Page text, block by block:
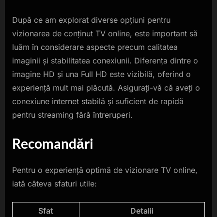
După ce am explorat diverse opțiuni pentru
vizionarea de conținut TV online, este important să
luăm în considerare aspecte precum calitatea
imaginii și stabilitatea conexiunii. Diferența dintre o
imagine HD și una Full HD este vizibilă, oferind o
experiență mult mai plăcută. Asigurați-vă că aveți o
conexiune internet stabilă și suficient de rapidă
pentru streaming fără întreruperi.
Recomandări
Pentru o experiență optimă de vizionare TV online,
iată câteva sfaturi utile:
Sfat Detalii